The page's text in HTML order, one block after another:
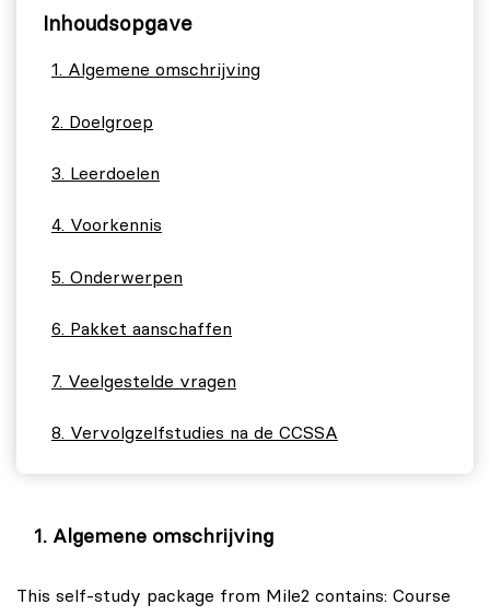
Inhoudsopgave
Algemene omschrijving
Doelgroep
Leerdoelen
Voorkennis
Onderwerpen
Pakket aanschaffen
Veelgestelde vragen
Vervolgzelfstudies na de CCSSA
Algemene omschrijving
This self-study package from Mile2 contains: Course